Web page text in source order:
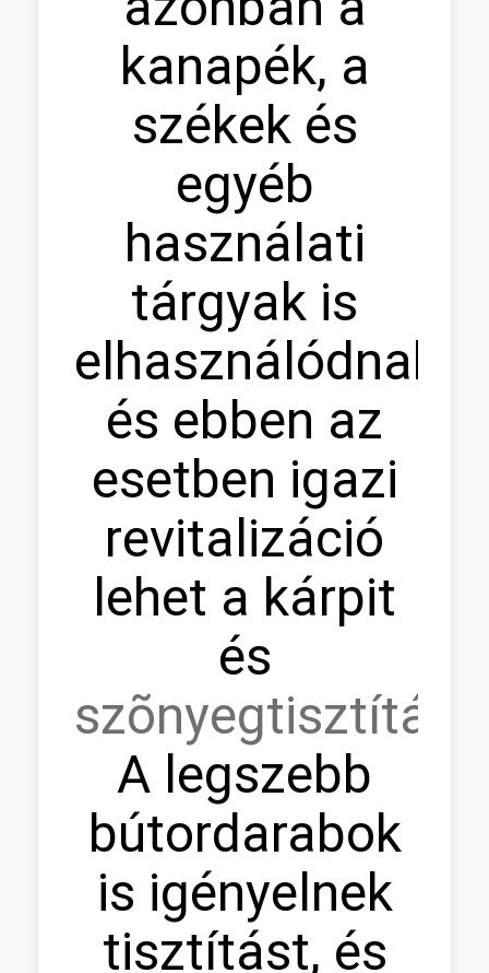
kanapék, a
székek és
egyéb
használati
tárgyak is
elhasználódnak,
és ebben az
esetben igazi
revitalizáció
lehet a kárpit
és
szõnyegtisztítás.
A legszebb
bútordarabok
is igényelnek
tisztítást, és